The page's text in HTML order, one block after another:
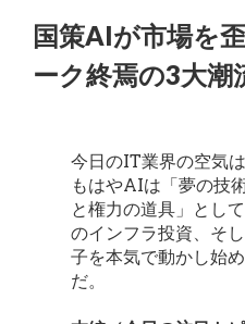
国策AIが市場を
ーク終焉の3大潮
今日のIT業界の空気
もはやAIは「夢の技
と権力の道具」とし
のインフラ投資、そ
子を本気で動かし始
だ。